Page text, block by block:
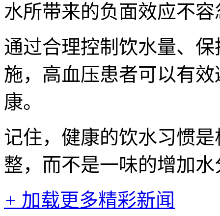
水所带来的负面效应不容
通过合理控制饮水量、
施，高血压患者可以有
康。
记住，健康的饮水习惯
整，而不是一味的增加
+ 加载更多精彩新闻